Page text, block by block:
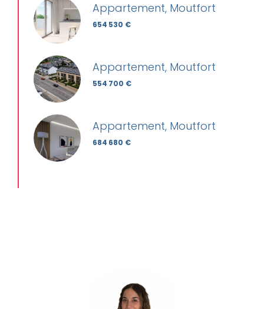
Appartement, Moutfort
654 530 €
Appartement, Moutfort
554 700 €
Appartement, Moutfort
684 680 €